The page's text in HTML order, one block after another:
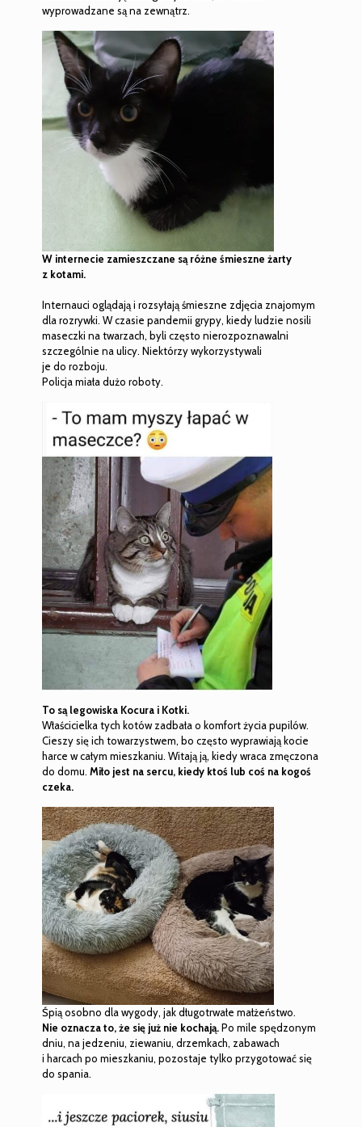
wyprowadzane są na zewnątrz.
W internecie zamieszczane są różne śmieszne żarty
z kotami.
Internauci oglądają i rozsyłają śmieszne zdjęcia znajomym
dla rozrywki. W czasie pandemii grypy, kiedy ludzie nosili
maseczki na twarzach, byli często nierozpoznawalni
szczególnie na ulicy. Niektórzy wykorzystywali
je do rozboju.
Policja miała dużo roboty.
To są legowiska Kocura i Kotki.
Właścicielka tych kotów zadbała o komfort życia pupilów.
Cieszy się ich towarzystwem, bo często wyprawiają kocie
harce w całym mieszkaniu. Witają ją, kiedy wraca zmęczona
do domu. Miło jest na sercu, kiedy ktoś lub coś na kogoś
czeka.
Śpią osobno dla wygody, jak długotrwałe małżeństwo.
Nie oznacza to, że się już nie kochają.Po mile spędzonym
dniu, na jedzeniu, ziewaniu, drzemkach, zabawach
i harcach po mieszkaniu, pozostaje tylko przygotować się
do spania.